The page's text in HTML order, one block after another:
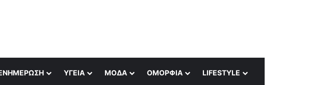
ΥΓΕΊΑ ΜΌΔΑ ΟΜΟΡΦΙΆ LIFESTYLE